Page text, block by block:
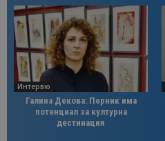
Интервю
Галина Декова: Перник има
потенциал за културна
дестинация